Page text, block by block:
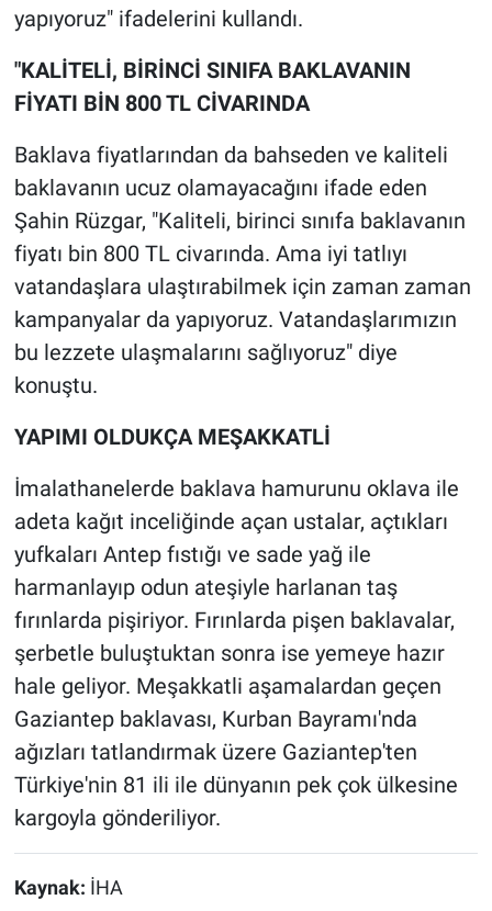
yapıyoruz" ifadelerini kullandı.
"KALİTELİ, BİRİNCİ SINIFA BAKLAVANIN
FİYATI BİN 800 TL CİVARINDA
Baklava fiyatlarından da bahseden ve kaliteli
baklavanın ucuz olamayacağını ifade eden
Şahin Rüzgar, "Kaliteli, birinci sınıfa baklavanın
fiyatı bin 800 TL civarında. Ama iyi tatlıyı
vatandaşlara ulaştırabilmek için zaman zaman
kampanyalar da yapıyoruz. Vatandaşlarımızın
bu lezzete ulaşmalarını sağlıyoruz" diye
konuştu.
YAPIMI OLDUKÇA MEŞAKKATLİ
İmalathanelerde baklava hamurunu oklava ile
adeta kağıt inceliğinde açan ustalar, açtıkları
yufkaları Antep fıstığı ve sade yağ ile
harmanlayıp odun ateşiyle harlanan taş
fırınlarda pişiriyor. Fırınlarda pişen baklavalar,
şerbetle buluştuktan sonra ise yemeye hazır
hale geliyor. Meşakkatli aşamalardan geçen
Gaziantep baklavası, Kurban Bayramı'nda
ağızları tatlandırmak üzere Gaziantep'ten
Türkiye'nin 81 ili ile dünyanın pek çok ülkesine
kargoyla gönderiliyor.
Kaynak: İHA